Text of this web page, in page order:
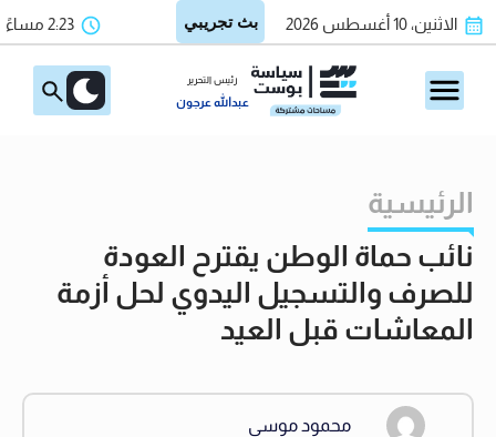
الاثنين، 10 أغسطس 2026 2:23 مساءً
رئيس التحرير
عبدالله عرجون
الرئيسية
نائب حماة الوطن يقترح العودة
للصرف والتسجيل اليدوي لحل أزمة
المعاشات قبل العيد
محمود موسى